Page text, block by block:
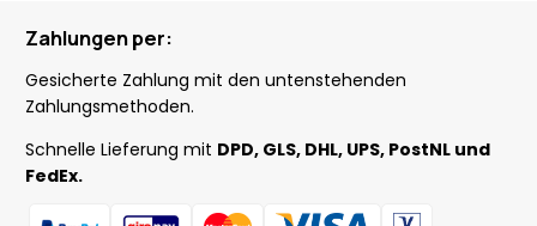
Zahlungen per:
Gesicherte Zahlung mit den untenstehenden
Zahlungsmethoden.
Schnelle Lieferung mit DPD, GLS, DHL, UPS, PostNL und
FedEx.